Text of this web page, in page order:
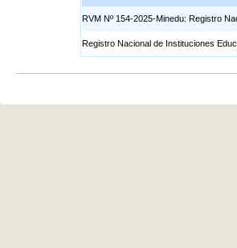
RVM Nº 154-2025-Minedu: Registro
Registro Nacional de Instituciones